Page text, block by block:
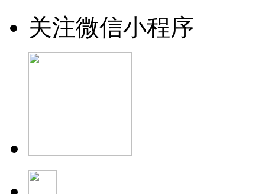
关注微信小程序